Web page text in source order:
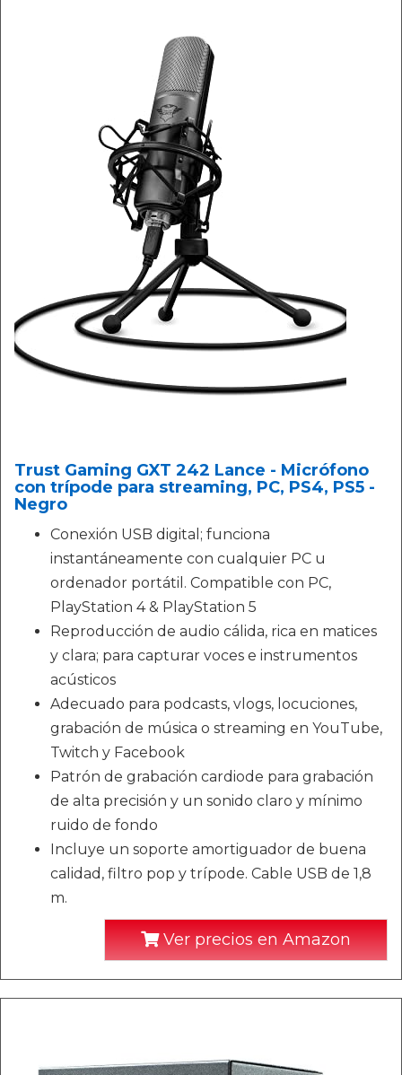
Trust Gaming GXT 242 Lance - Micrófono
con trípode para streaming, PC, PS4, PS5 -
Negro
Conexión USB digital; funciona
instantáneamente con cualquier PC u
ordenador portátil. Compatible con PC,
PlayStation 4 & PlayStation 5
Reproducción de audio cálida, rica en matices
y clara; para capturar voces e instrumentos
acústicos
Adecuado para podcasts, vlogs, locuciones,
grabación de música o streaming en YouTube,
Twitch y Facebook
Patrón de grabación cardiode para grabación
de alta precisión y un sonido claro y mínimo
ruido de fondo
Incluye un soporte amortiguador de buena
calidad, filtro pop y trípode. Cable USB de 1,8
m.
Ver precios en Amazon